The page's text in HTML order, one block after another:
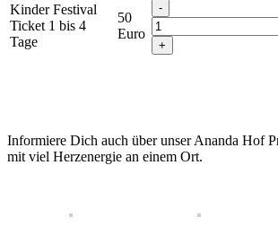
Kinder Festival
Ticket 1 bis 4
Tage
50
Euro
Informiere Dich auch über unser Ananda Hof
mit viel Herzenergie an einem Ort.